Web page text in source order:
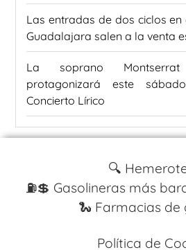
Las entradas de dos ciclos
Guadalajara salen a la venta
La soprano
protagonizará este
Concierto Lírico
🔍
⛽️💲 Gasolineras más
🐍 Farmacias de
Política de